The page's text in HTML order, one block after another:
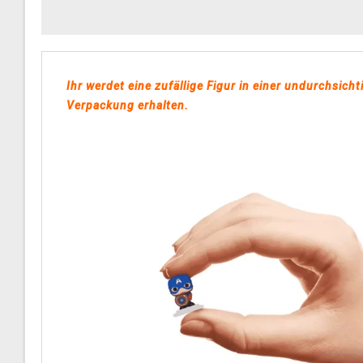
Ihr werdet eine zufällige Figur in einer
Verpackung erhalten.